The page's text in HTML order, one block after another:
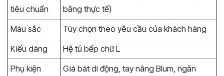
tiêu chuẩn
bằng thực tế)
Màu sắc
Tùy chọn theo yêu cầu của khách hàng
Kiểu dáng
Hệ tủ bếp chữ L
Phụ kiện
Giá bát di động, tay nâng Blum, ngăn